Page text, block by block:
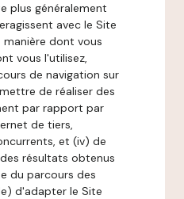
plus généralement
avec le Site
dont vous
vous l'utilisez,
de navigation sur
de réaliser des
par rapport par
de tiers,
et (iv) de
résultats obtenus
du parcours des
d'adapter le Site